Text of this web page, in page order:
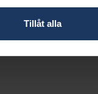
Tillåt alla